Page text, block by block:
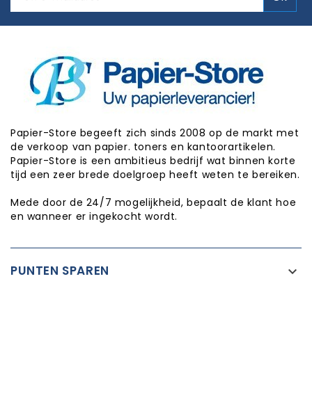
Papier-Store begeeft zich sinds 2008 op de markt met
de verkoop van papier. toners en kantoorartikelen.
Papier-Store is een ambitieus bedrijf wat binnen korte
tijd een zeer brede doelgroep heeft weten te bereiken.
Mede door de 24/7 mogelijkheid, bepaalt de klant hoe
en wanneer er ingekocht wordt.
PUNTEN SPAREN
